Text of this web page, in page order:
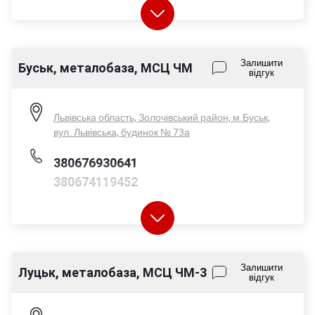
Пн-Пт - 08:00-17:00
Сб - 08:00-14:00
Буськ, металобаза, МСЦ ЧМ
Залишити
відгук
Львівська область, Золочівський район, м.Буськ,
вул. Львівська, будинок № 73а
380676930641
380674119452
Пн-Пт - 08:00-17:00
Сб - 08:00-14:00
Луцьк, металобаза, МСЦ ЧМ-3
Залишити
відгук